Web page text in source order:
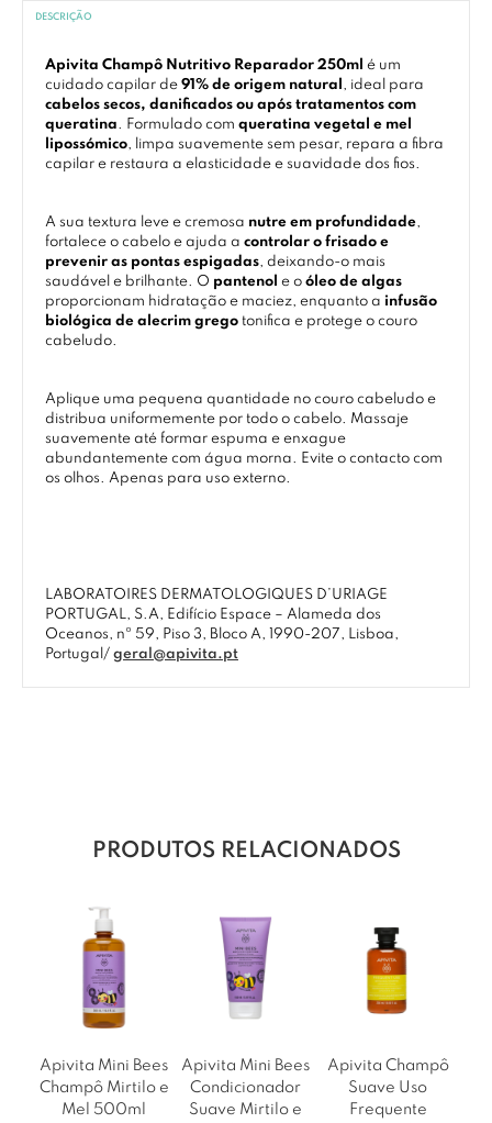
DESCRIÇÃO
Apivita Champô Nutritivo Reparador 250ml é um
cuidado capilar de 91% de origem natural , ideal para
cabelos secos, danificados ou após tratamentos com
queratina. Formulado com queratina vegetal e mel
lipossómico, limpa suavemente sem pesar, repara a fibra
capilar e restaura a elasticidade e suavidade dos fios.
A sua textura leve e cremosa nutre em profundidade,
fortalece o cabelo e ajuda a controlar o frisado e
prevenir as pontas espigadas, deixando-o mais
saudável e brilhante. O pantenol e o óleo de algas
proporcionam hidratação e maciez, enquanto a infusão
biológica de alecrim grego tonifica e protege o couro
cabeludo.
Aplique uma pequena quantidade no couro cabeludo e
distribua uniformemente por todo o cabelo. Massaje
suavemente até formar espuma e enxague
abundantemente com água morna. Evite o contacto com
os olhos. Apenas para uso externo.
LABORATOIRES DERMATOLOGIQUES D’URIAGE
PORTUGAL, S.A, Edifício Espace – Alameda dos
Oceanos, nº 59, Piso 3, Bloco A, 1990-207, Lisboa,
Portugal/ geral@apivita.pt
PRODUTOS RELACIONADOS
Apivita Mini Bees
Champô Mirtilo e
Mel 500ml
Apivita Mini Bees
Condicionador
Suave Mirtilo e
Apivita Champô
Suave Uso
Frequente